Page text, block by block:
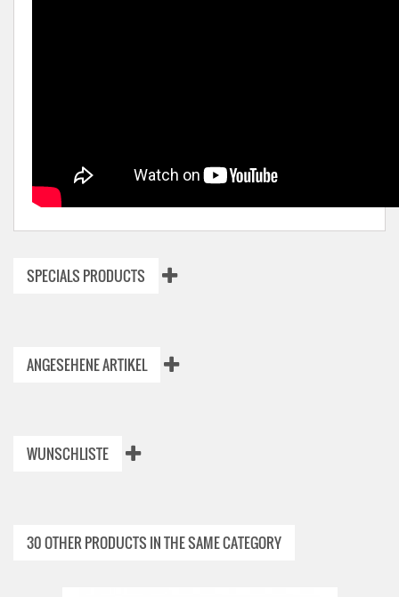
SPECIALS PRODUCTS
ANGESEHENE ARTIKEL
WUNSCHLISTE
30 OTHER PRODUCTS IN THE SAME CATEGORY